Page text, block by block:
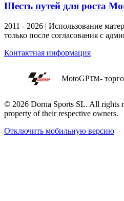
Шесть путей для роста
2011 - 2026 | Использование
только после согласования с
Контактная информация
MotoGPTM-
© 2026 Dorna Sports SL. All rights
property of their respective owners.
Отключить мобильную версию